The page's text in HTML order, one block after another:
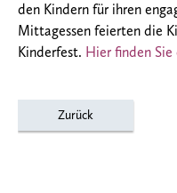
den Kindern für ihren
Mittagessen feierten die
Kinderfest. Hier finden
Zurück